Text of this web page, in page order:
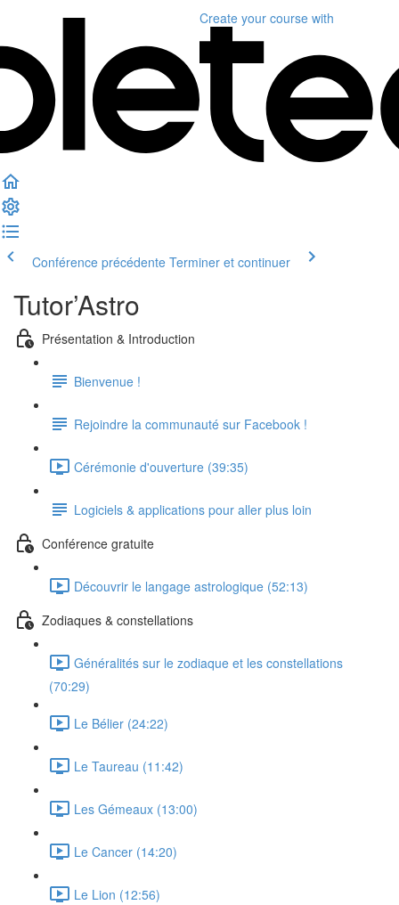
Create your course with
Conférence précédente Terminer et continuer
Tutor’Astro
Présentation & Introduction
Bienvenue !
Rejoindre la communauté sur Facebook !
Cérémonie d'ouverture (39:35)
Logiciels & applications pour aller plus loin
Conférence gratuite
Découvrir le langage astrologique (52:13)
Zodiaques & constellations
Généralités sur le zodiaque et les constellations
(70:29)
Le Bélier (24:22)
Le Taureau (11:42)
Les Gémeaux (13:00)
Le Cancer (14:20)
Le Lion (12:56)